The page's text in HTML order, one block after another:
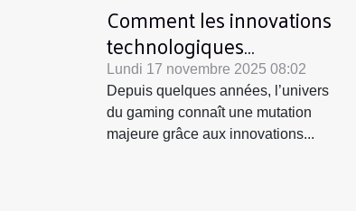
Comment les innovations
technologiques
transforment-elles les
claviers de jeu ?
Lundi 17 novembre 2025 08:02
Depuis quelques années, l’univers
du gaming connaît une mutation
majeure grâce aux innovations...